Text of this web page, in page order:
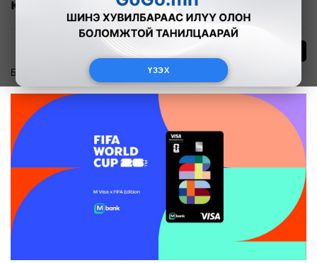
ҮЗЭХ
Бизнес 2026-06-04